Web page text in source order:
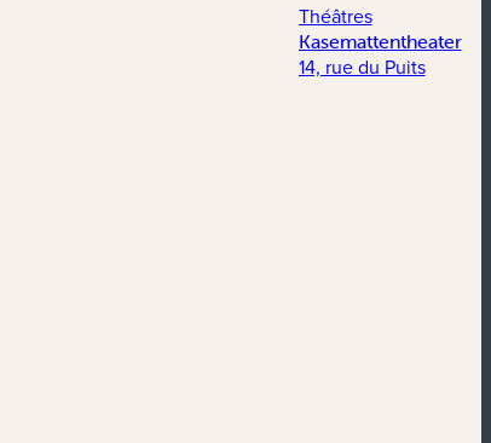
Théâtres
Kasemattentheater
14, rue du Puits